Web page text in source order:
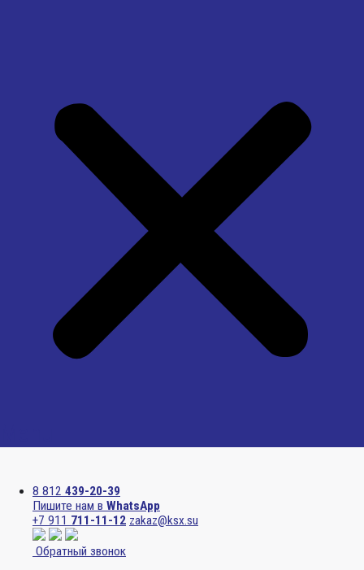
8 812 439-20-39
Пишите нам в WhatsApp
+7 911 711-11-12 zakaz@ksx.su
Обратный звонок